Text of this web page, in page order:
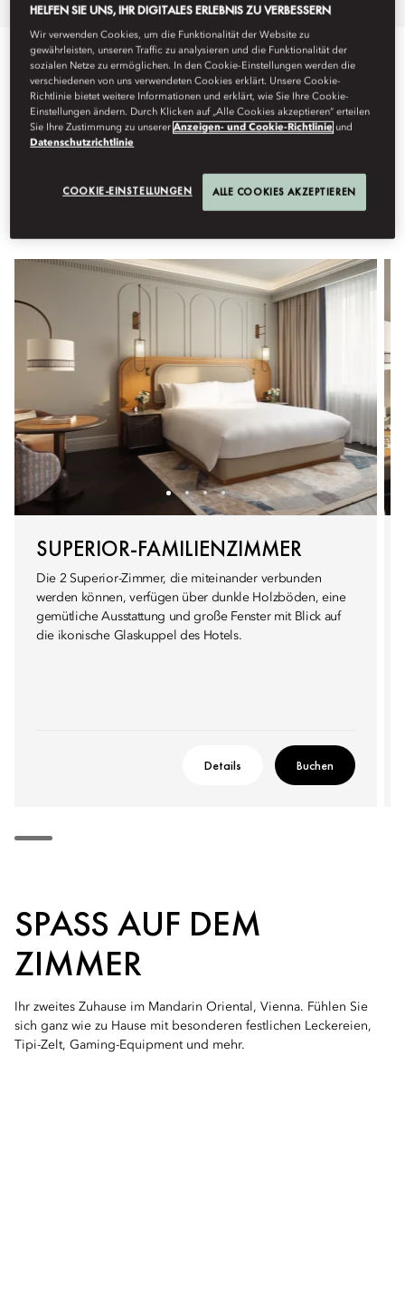
AUFENTHALT
Übernachten Sie in einem unserer elegant gestalteten
Familienzimmer oder Suiten mit Verbindungstür, die geräumig
SUPERIOR-FAMILIENZIMMER
Die 2 Superior-Zimmer, die miteinander verbunden
werden können, verfügen über dunkle Holzböden, eine
gemütliche Ausstattung und große Fenster mit Blick auf
die ikonische Glaskuppel des Hotels.
Details Buchen
SPASS AUF DEM Z
IMMER
Ihr zweites Zuhause im Mandarin Oriental, Vienna. Fühlen Sie
sich ganz wie zu Hause mit besonderen festlichen Leckereien,
Tipi-Zelt, Gaming-Equipment und mehr.
HELFEN SIE UNS, IHR DIGITALES ERLEBNIS ZU VERBESSERN
Wir verwenden Cookies, um die Funktionalität der Website zu
gewährleisten, unseren Traffic zu analysieren und die Funktionalität der
sozialen Netze zu ermöglichen. In den Cookie-Einstellungen werden die
verschiedenen von uns verwendeten Cookies erklärt. Unsere Cookie-
Richtlinie bietet weitere Informationen und erklärt, wie Sie Ihre Cookie-
Einstellungen ändern. Durch Klicken auf „Alle Cookies akzeptieren“ erteilen
Sie Ihre Zustimmung zu unsererAnzeigen- und Cookie-Richtlinie und
Datenschutzrichtlinie
COOKIE-EINSTELLUNGEN ALLE COOKIES AKZEPTIEREN